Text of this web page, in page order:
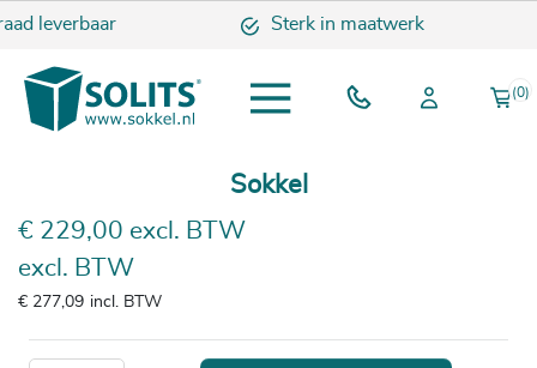
leverbaar Sterk in maatwerk
(0)
Sokkel
€ 229,00 excl. BTW
excl. BTW
€ 277,09 incl. BTW